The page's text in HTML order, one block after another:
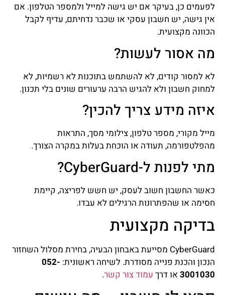
לפעמים כן, בעיקר אם יש גישה למייל ולמספר הטלפון. אם
אין גישה, יש חשבון עסקי או שכבר נדחיתם, עדיף לקבל
הכוונה מקצועית.
מה אסור לעשות?
לא למסור קודים, לא להשתמש בתוכנות לא רשמיות, לא
למחוק חשבון ולא להגיש הרבה ערעורים שונים בלי תכנון.
איזה מידע צריך להכין?
מייל מקורי, מספר טלפון, צילומי מסך, התראות
מהפלטפורמה, תעודה או הוכחת בעלות במקרה הצורך.
מתי לפנות ל-CyberGuard?
כאשר החשבון חשוב לעסק, יש חשש לפריצה, קיימת
חסימה או שהפתרונות הרגילים לא עבדו.
בדיקה מקצועית
CyberGuard מסייעת באבחון הבעיה, בחירת מסלול השחזור
הנכון והכנת פנייה מסודרת. לשיחה ראשונית: 052-
3001030 או דרך עמוד צור קשר.